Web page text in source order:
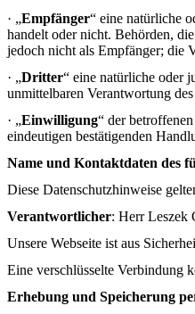
· „Empfänger“ eine natürliche
handelt oder nicht. Behörden,
jedoch nicht als Empfänger; die
· „Dritter“ eine natürliche oder
unmittelbaren Verantwortung
· „Einwilligung“ der
eindeutigen bestätigenden
Name und Kontaktdaten des
Diese Datenschutzhinweise
Verantwortlicher: Herr Leszek
Unsere Webseite ist aus
Eine verschlüsselte Verbindung
Erhebung und Speicherung